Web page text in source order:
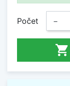
Počet −
